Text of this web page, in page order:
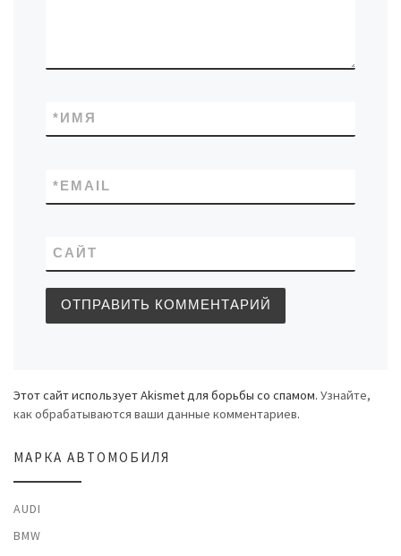
ИМЯ
*
EMAIL
*
САЙТ
Этот сайт использует Akismet для борьбы со спамом. Узнайте,
как обрабатываются ваши данные комментариев.
МАРКА АВТОМОБИЛЯ
AUDI
BMW